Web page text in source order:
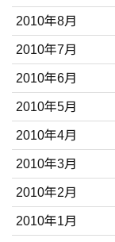
2010年8月
2010年7月
2010年6月
2010年5月
2010年4月
2010年3月
2010年2月
2010年1月